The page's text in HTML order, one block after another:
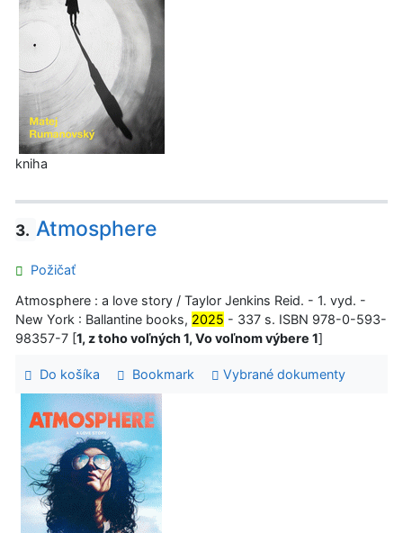
kniha
3. Atmosphere
Požičať
Atmosphere : a love story / Taylor Jenkins Reid. - 1. vyd. -
New York : Ballantine books, 2025 - 337 s. ISBN 978-0-593-
98357-7 [1, z toho voľných 1, Vo voľnom výbere 1]
Do košíka Bookmark Vybrané dokumenty